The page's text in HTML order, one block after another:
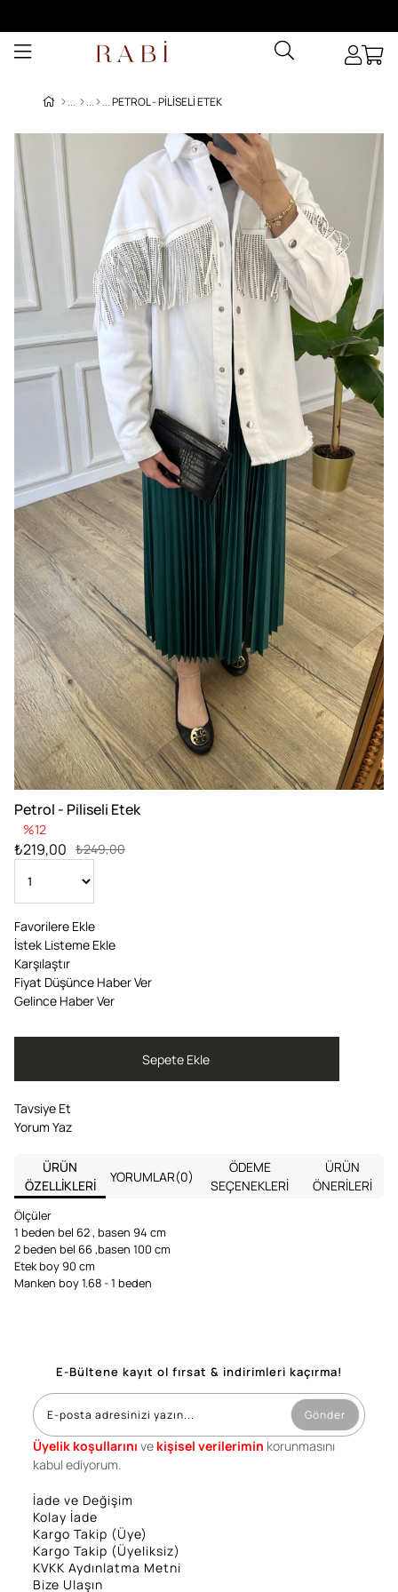
PETROL - PILISELI ETEK
Petrol - Piliseli Etek
12
₺249,00
₺219,00
Favorilere Ekle
İstek Listeme Ekle
Karşılaştır
Fiyat Düşünce Haber Ver
Gelince Haber Ver
Tavsiye Et
Yorum Yaz
ÜRÜN
ÖZELLIKLERI
YORUMLAR(0)
ÖDEME
SEÇENEKLERI
ÜRÜN
ÖNERILERI
Ölçüler
1 beden bel 62 , basen 94 cm
2 beden bel 66 ,basen 100 cm
Etek boy 90 cm
Manken boy 1.68 - 1 beden
E-Bültene kayıt ol fırsat & indirimleri kaçırma!
Gönder
Üyelik koşullarını ve kişisel verilerimin korunmasını
kabul ediyorum.
İade ve Değişim
Kolay İade
Kargo Takip (Üye)
Kargo Takip (Üyeliksiz)
KVKK Aydınlatma Metni
Bize Ulaşın